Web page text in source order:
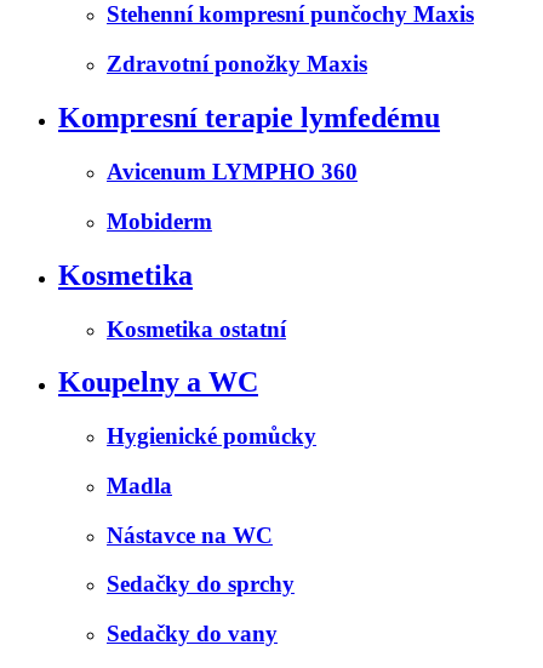
Stehenní kompresní punčochy Maxis
Zdravotní ponožky Maxis
Kompresní terapie lymfedému
Avicenum LYMPHO 360
Mobiderm
Kosmetika
Kosmetika ostatní
Koupelny a WC
Hygienické pomůcky
Madla
Nástavce na WC
Sedačky do sprchy
Sedačky do vany